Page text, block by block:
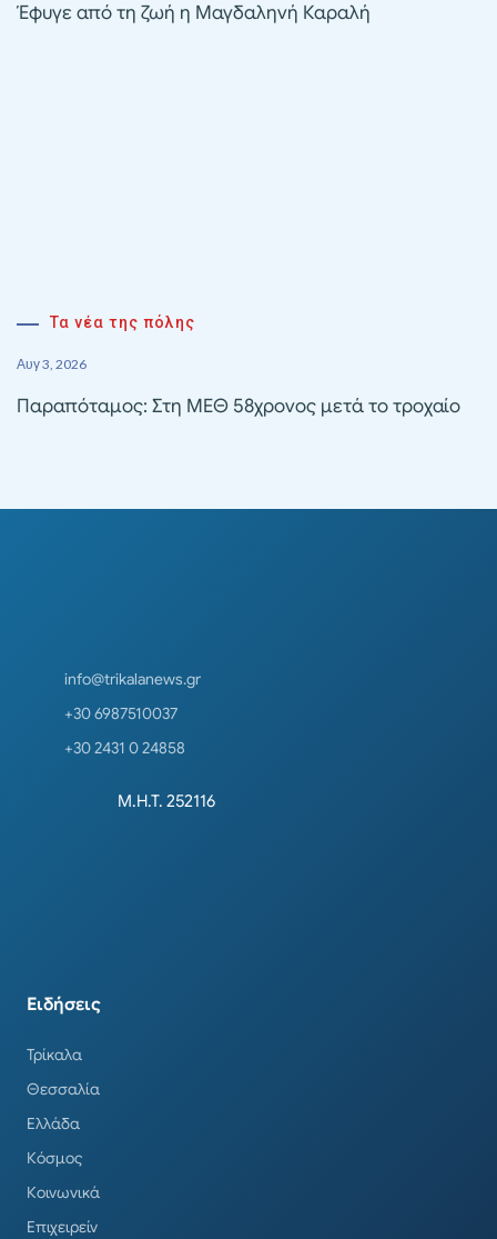
Έφυγε από τη ζωή η Μαγδαληνή Καραλή
Τα νέα της πόλης
Αυγ 3, 2026
Παραπόταμος: Στη ΜΕΘ 58χρονος μετά το τροχαίο
info@trikalanews.gr
+30 6987510037
+30 2431 0 24858
Μ.Η.Τ. 252116
Ειδήσεις
Τρίκαλα
Θεσσαλία
Ελλάδα
Κόσμος
Κοινωνικά
Επιχειρείν